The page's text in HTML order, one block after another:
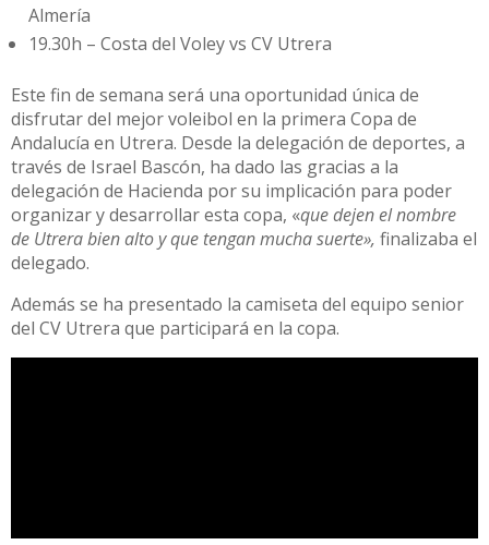
Almería
19.30h – Costa del Voley vs CV Utrera
Este fin de semana será una oportunidad única de
disfrutar del mejor voleibol en la primera Copa de
Andalucía en Utrera. Desde la delegación de deportes, a
través de Israel Bascón, ha dado las gracias a la
delegación de Hacienda por su implicación para poder
organizar y desarrollar esta copa, «que dejen el nombre
de Utrera bien alto y que tengan mucha suerte», finalizaba el
delegado.
Además se ha presentado la camiseta del equipo senior
del CV Utrera que participará en la copa.